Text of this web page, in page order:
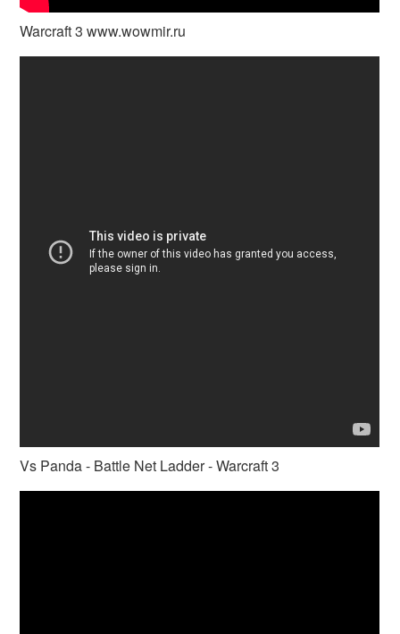
Warcraft 3 www.wowmir.ru
Vs Panda - Battle Net Ladder - Warcraft 3